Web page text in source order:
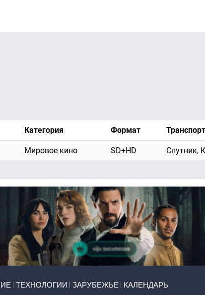
Категория Формат Транспорт
Мировое кино SD+HD Спутник,
ТЕХНОЛОГИИ ЗАРУБЕЖЬЕ КАЛЕНДАРЬ